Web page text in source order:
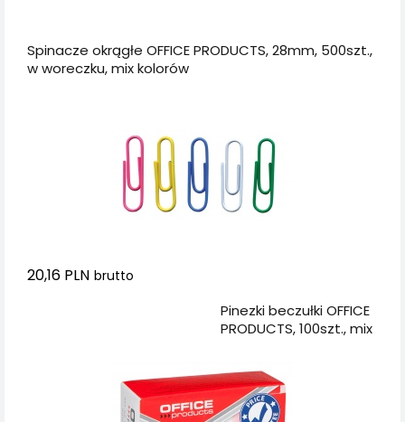
Spinacze okrągłe OFFICE PRODUCTS, 28mm, 500szt.,
w woreczku, mix kolorów
20,16 PLN brutto
Pinezki beczułki OFFICE
PRODUCTS, 100szt., mix